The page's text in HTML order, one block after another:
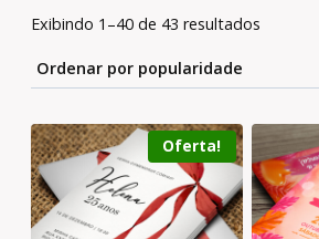
Exibindo 1–40 de 43 resultados
Oferta!